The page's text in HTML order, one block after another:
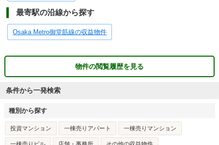
最寄駅の沿線から探す
Osaka Metro御堂筋線の収益物件
物件の閲覧履歴を見る
条件から一発検索
種別から探す
投資マンション 一棟売りアパート 一棟売りマンション